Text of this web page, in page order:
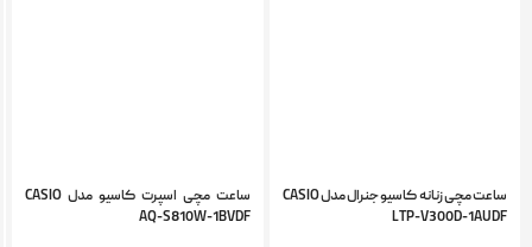
ساعت مچی زنانه کاسیو جنرال مدل CASIO
LTP-V300D-
ساعت مچی اسپرت کاسیو مدل CASIO
AQ-S810W-1BVDF